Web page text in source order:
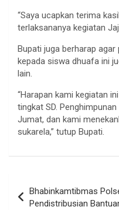
“Saya ucapkan terima
terlaksananya kegiatan
Bupati juga berharap
kepada siswa dhuafa ini
lain.
“Harapan kami kegiatan
tingkat SD.
Jumat, dan kami
sukarela,” tutup Bupati.
pos
Bhabinkamtibmas
Pendistribusian